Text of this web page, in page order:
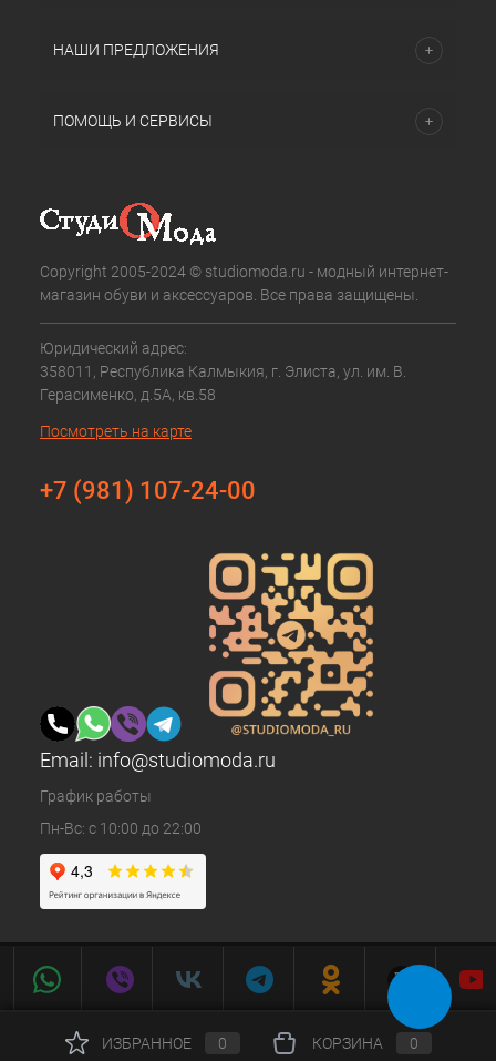
НАШИ ПРЕДЛОЖЕНИЯ
ПОМОЩЬ И СЕРВИСЫ
Copyright 2005-2024 © studiomoda.ru - модный интернет-
магазин обуви и аксессуаров. Все права защищены.
Юридический адрес:
358011, Республика Калмыкия, г. Элиста, ул. им. В.
Герасименко, д.5А, кв.58
Посмотреть на карте
+7 (981) 107-24-00
Email: info@studiomoda.ru
График работы
Пн-Вс: с 10:00 до 22:00
ИЗБРАННОЕ 0 КОРЗИНА 0